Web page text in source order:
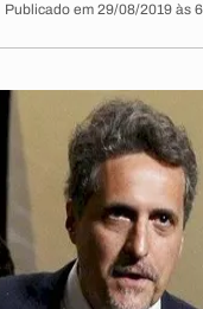
Publicado em 29/08/2019 às